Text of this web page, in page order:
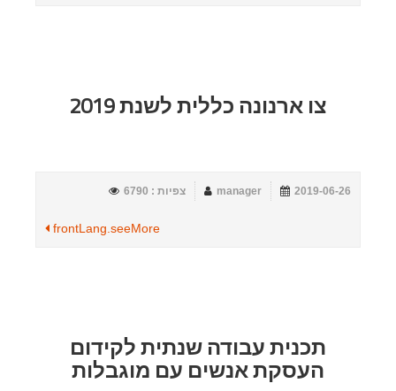
צו ארנונה כללית לשנת 2019
2019-06-26
manager צפיות : 6790
frontLang.seeMore
תכנית עבודה שנתית לקידום
העסקת אנשים עם מוגבלות